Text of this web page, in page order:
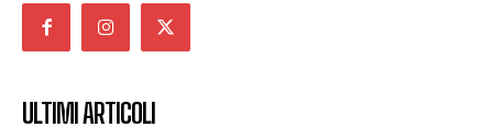
ULTIMI ARTICOLI